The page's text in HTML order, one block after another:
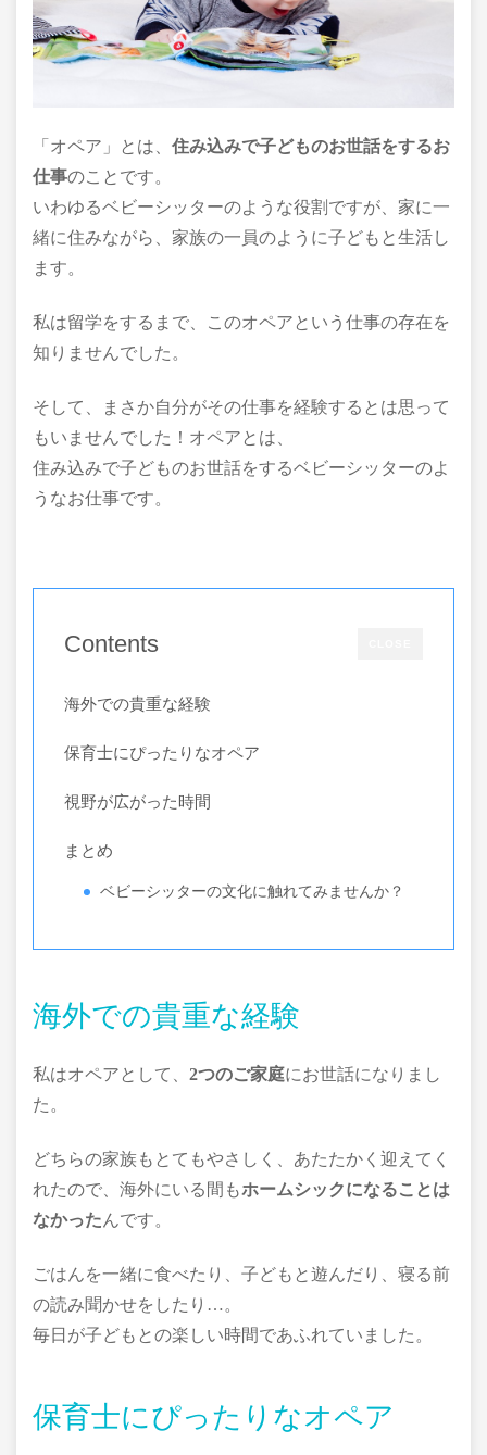
「オペア」とは、 住み込みで子どものお世話をするお
仕事のことです。
いわゆるベビーシッターのような役割ですが、家に一
緒に住みながら、家族の一員のように子どもと生活し
ます。
私は留学をするまで、このオペアという仕事の存在を
知りませんでした。
そして、まさか自分がその仕事を経験するとは思って
もいませんでした！オペアとは、
住み込みで子どものお世話をするベビーシッターのよ
うなお仕事です。
Contents
海外での貴重な経験
保育士にぴったりなオペア
視野が広がった時間
まとめ
ベビーシッターの文化に触れてみませんか？
海外での貴重な経験
私はオペアとして、 2つのご家庭にお世話になりまし
た。
どちらの家族もとてもやさしく、あたたかく迎えてく
れたので、海外にいる間もホームシックになることは
なかったんです。
ごはんを一緒に食べたり、子どもと遊んだり、寝る前
の読み聞かせをしたり…。
毎日が子どもとの楽しい時間であふれていました。
保育士にぴったりなオペア